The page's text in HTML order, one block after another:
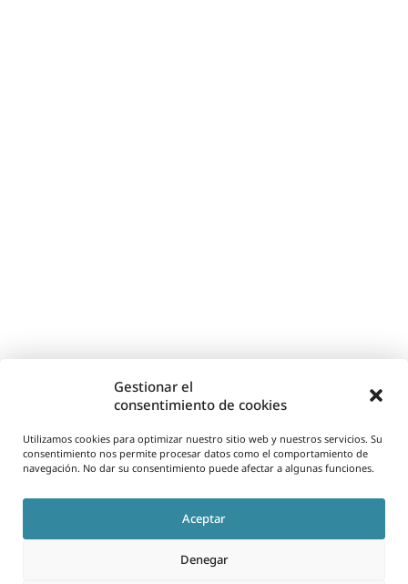
Gestionar el
consentimiento de cookies
Utilizamos cookies para optimizar nuestro sitio web y nuestros servicios. Su
consentimiento nos permite procesar datos como el comportamiento de
navegación. No dar su consentimiento puede afectar a algunas funciones.
Aceptar
Denegar